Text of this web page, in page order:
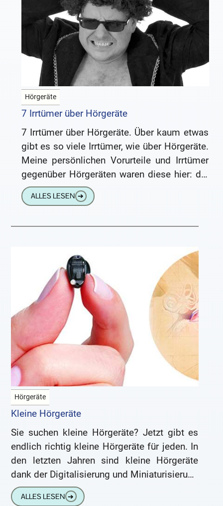
Hörgeräte
7 Irrtümer über Hörgeräte
7 Irrtümer über Hörgeräte. Über kaum etwas
gibt es so viele Irrtümer, wie über Hörgeräte.
Meine persönlichen Vorurteile und Irrtümer
gegenüber Hörgeräten waren diese hier: die
Geräte sind groß, klobig,
ALLES LESEN ➔
Hörgeräte
Kleine Hörgeräte
Sie suchen kleine Hörgeräte? Jetzt gibt es
endlich richtig kleine Hörgeräte für jeden. In
den letzten Jahren sind kleine Hörgeräte
dank der Digitalisierung und Miniaturisierung
Realität geworden. Die klobigen,
fleischfarbenen
ALLES LESEN ➔